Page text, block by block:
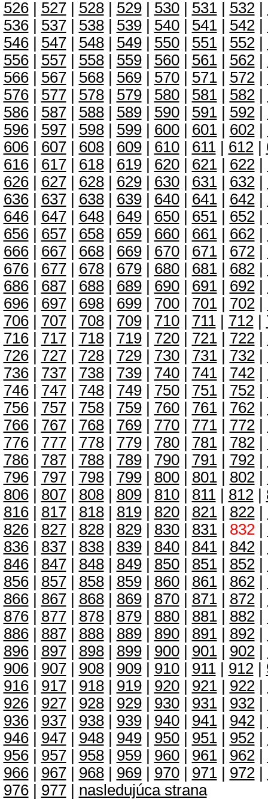
526| 527| 528| 529| 530| 531| 532|
536| 537| 538| 539| 540| 541| 542|
546| 547| 548| 549| 550| 551| 552|
556| 557| 558| 559| 560| 561| 562|
566| 567| 568| 569| 570| 571| 572|
576| 577| 578| 579| 580| 581| 582|
586| 587| 588| 589| 590| 591| 592|
596| 597| 598| 599| 600| 601| 602|
606| 607| 608| 609| 610| 611| 612|
616| 617| 618| 619| 620| 621| 622|
626| 627| 628| 629| 630| 631| 632|
636| 637| 638| 639| 640| 641| 642|
646| 647| 648| 649| 650| 651| 652|
656| 657| 658| 659| 660| 661| 662|
666| 667| 668| 669| 670| 671| 672|
676| 677| 678| 679| 680| 681| 682|
686| 687| 688| 689| 690| 691| 692|
696| 697| 698| 699| 700| 701| 702|
706| 707| 708| 709| 710| 711| 712|
716| 717| 718| 719| 720| 721| 722|
726| 727| 728| 729| 730| 731| 732|
736| 737| 738| 739| 740| 741| 742|
746| 747| 748| 749| 750| 751| 752|
756| 757| 758| 759| 760| 761| 762|
766| 767| 768| 769| 770| 771| 772|
776| 777| 778| 779| 780| 781| 782|
786| 787| 788| 789| 790| 791| 792|
796| 797| 798| 799| 800| 801| 802|
806| 807| 808| 809| 810| 811| 812|
816| 817| 818| 819| 820| 821| 822|
826| 827| 828| 829| 830| 831| 832|
836| 837| 838| 839| 840| 841| 842|
846| 847| 848| 849| 850| 851| 852|
856| 857| 858| 859| 860| 861| 862|
866| 867| 868| 869| 870| 871| 872|
876| 877| 878| 879| 880| 881| 882|
886| 887| 888| 889| 890| 891| 892|
896| 897| 898| 899| 900| 901| 902|
906| 907| 908| 909| 910| 911| 912|
916| 917| 918| 919| 920| 921| 922|
926| 927| 928| 929| 930| 931| 932|
936| 937| 938| 939| 940| 941| 942|
946| 947| 948| 949| 950| 951| 952|
956| 957| 958| 959| 960| 961| 962|
966| 967| 968| 969| 970| 971| 972|
976| 977| nasledujúca strana